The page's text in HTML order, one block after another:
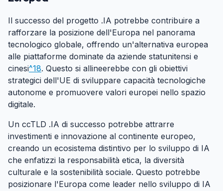
Il successo del progetto .IA potrebbe contribuire a
rafforzare la posizione dell'Europa nel panorama
tecnologico globale, offrendo un'alternativa europea
alle piattaforme dominate da aziende statunitensi e
cinesi^18. Questo si allineerebbe con gli obiettivi
strategici dell'UE di sviluppare capacità tecnologiche
autonome e promuovere valori europei nello spazio
digitale.
Un ccTLD .IA di successo potrebbe attrarre
investimenti e innovazione al continente europeo,
creando un ecosistema distintivo per lo sviluppo di IA
che enfatizzi la responsabilità etica, la diversità
culturale e la sostenibilità sociale. Questo potrebbe
posizionare l'Europa come leader nello sviluppo di IA